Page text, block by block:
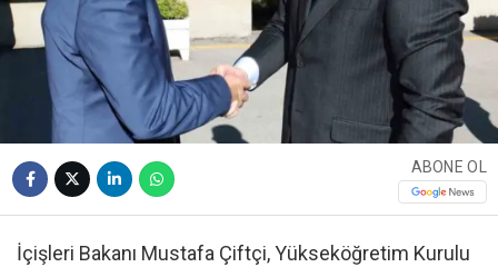
ABONE OL
İçişleri Bakanı Mustafa Çiftçi, Yükseköğretim Kurulu